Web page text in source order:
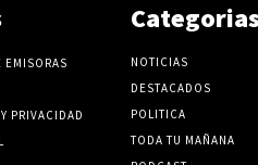
EMISORAS
PRIVACIDAD
NOTICIAS
DESTACADOS
POLITICA
TODA TU MAÑANA